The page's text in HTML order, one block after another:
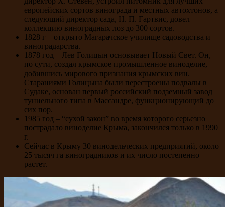
европейских сортов винограда и местных автохтонов, а
следующий директор сада, Н. П. Гартвис, довел
коллекцию виноградных лоз до 300 сортов.
1828 г – открыто Магарачское училище садоводства и
виноградарства.
1878 год – Лев Голицын основывает Новый Свет. Он,
по сути, создал крымское промышленное виноделие,
добившись мирового признания крымских вин.
Стараниями Голицына были перестроены подвалы в
Судаке, основан первый российский подземный завод
туннельного типа в Массандре, функционирующий до
сих пор.
1985 год – “сухой закон” во время которого серьезно
пострадало виноделие Крыма, закончился только в 1990
г.
Сейчас в Крыму 30 винодельческих предприятий, около
25 тысяч га виноградников и их число постепенно
растет.